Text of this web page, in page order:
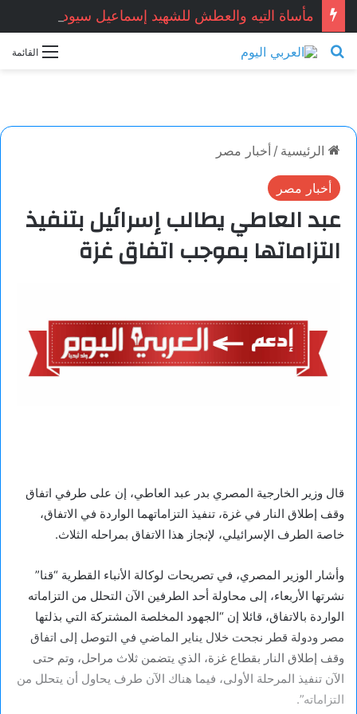
القائمة بحث عن
الرئيسية / أخبار مصر
أخبار مصر
عبد العاطي يطالب إسرائيل بتنفيذ
التزاماتها بموجب اتفاق غزة
قال وزير الخارجية المصري بدر عبد العاطي، إن على طرفي اتفاق
وقف إطلاق النار في غزة، تنفيذ التزاماتهما الواردة في الاتفاق،
خاصة الطرف الإسرائيلي، لإنجاز هذا الاتفاق بمراحله الثلاث.
وأشار الوزير المصري، في تصريحات لوكالة الأنباء القطرية “قنا”
نشرتها الأربعاء، إلى محاولة أحد الطرفين الآن التحلل من التزاماته
الواردة بالاتفاق، قائلا إن “الجهود المخلصة المشتركة التي بذلتها
مصر ودولة قطر نجحت خلال يناير الماضي في التوصل إلى اتفاق
وقف إطلاق النار بقطاع غزة، الذي يتضمن ثلاث مراحل، وتم حتى
الآن تنفيذ المرحلة الأولى، فيما هناك الآن طرف يحاول أن يتحلل من
التزاماته”.